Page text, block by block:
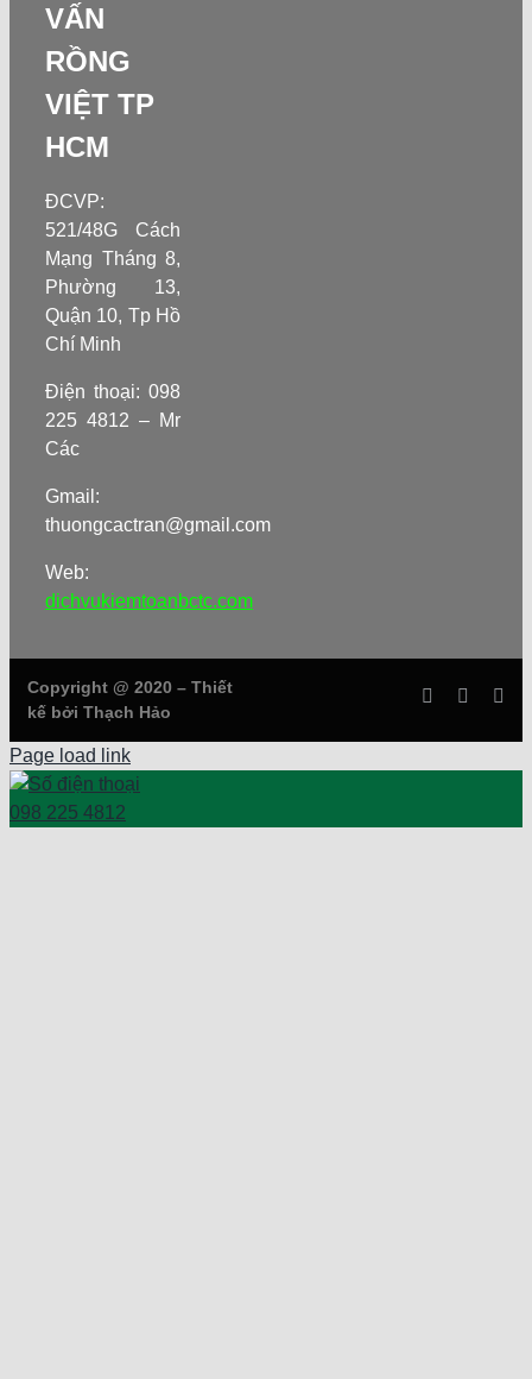
VẤN
RỒNG
VIỆT TP
HCM
ĐCVP:
521/48G Cách
Mạng Tháng 8,
Phường 13,
Quận 10, Tp Hồ
Chí Minh
Điện thoại: 098
225 4812 – Mr
Các
Gmail:
thuongcactran@gmail.com
Web:
dichvukiemtoanbctc.com
Copyright @ 2020 – Thiết
kế bởi Thạch Hảo
Page load link
098 225 4812